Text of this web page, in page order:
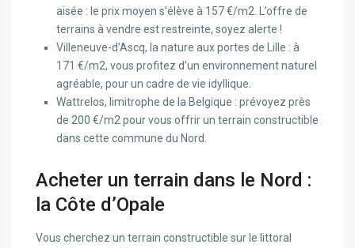
aisée : le prix moyen s’élève à 157 €/m2. L’offre de
terrains à vendre est restreinte, soyez alerte !
Villeneuve-d’Ascq, la nature aux portes de Lille : à
171 €/m2, vous profitez d’un environnement naturel
agréable, pour un cadre de vie idyllique.
Wattrelos, limitrophe de la Belgique : prévoyez près
de 200 €/m2 pour vous offrir un terrain constructible
dans cette commune du Nord.
Acheter un terrain dans le Nord :
la Côte d’Opale
Vous cherchez un terrain constructible sur le littoral